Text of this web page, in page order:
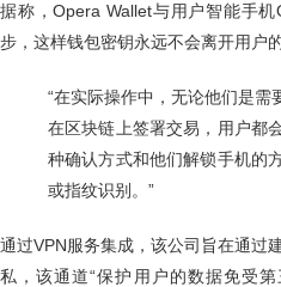
据称，Opera Wallet与用户智能手
步，这样钱包密钥永远不会离开用户
“在实际操作中，无论他们是需
在区块链上签署交易，用户都
种确认方式和他们解锁手机的
或指纹识别。”
通过VPN服务集成，该公司旨在通过
私，该通道“保护用户的数据免受